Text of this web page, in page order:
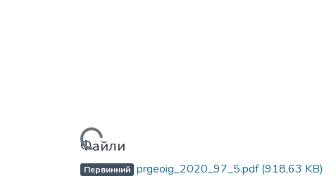
Вантажиться...Файли
Первинний prgeoig_2020_97_5.pdf(918,63 KB)